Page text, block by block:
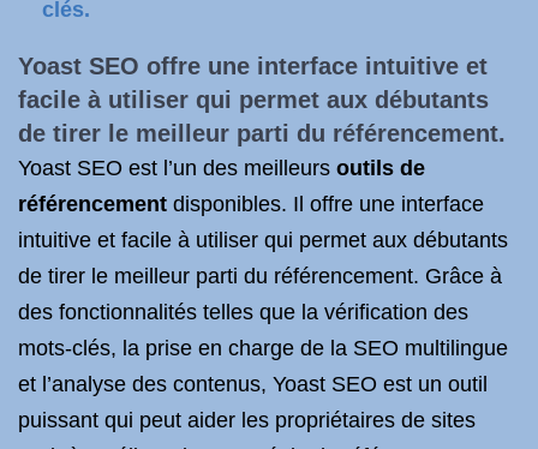
clés.
Yoast SEO offre une interface intuitive et
facile à utiliser qui permet aux débutants
de tirer le meilleur parti du référencement.
Yoast SEO est l’un des meilleurs outils de
référencement disponibles. Il offre une interface
intuitive et facile à utiliser qui permet aux débutants
de tirer le meilleur parti du référencement. Grâce à
des fonctionnalités telles que la vérification des
mots-clés, la prise en charge de la SEO multilingue
et l’analyse des contenus, Yoast SEO est un outil
puissant qui peut aider les propriétaires de sites